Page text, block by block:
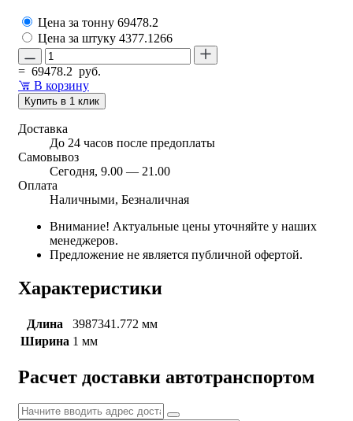
Цена за тонну 69478.2
Цена за штуку 4377.1266
= 69478.2 руб.
В корзину
Купить в 1 клик
Доставка
До 24 часов после предоплаты
Самовывоз
Сегодня, 9.00 — 21.00
Оплата
Наличными, Безналичная
Внимание! Актуальные цены уточняйте у наших
менеджеров.
Предложение не является публичной офертой.
Характеристики
Длина
3987341.772 мм
Ширина 1 мм
Расчет доставки автотранспортом